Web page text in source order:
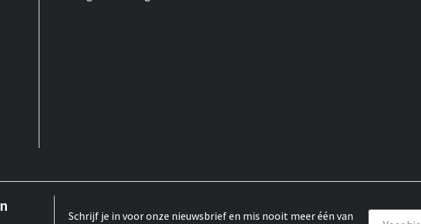
Schrijf je in voor onze nieuwsbrief en mis nooit meer één van